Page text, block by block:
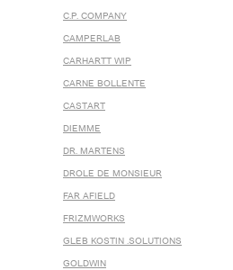
C.P. COMPANY
CAMPERLAB
CARHARTT WIP
CARNE BOLLENTE
CASTART
DIEMME
DR. MARTENS
DROLE DE MONSIEUR
FAR AFIELD
FRIZMWORKS
GLEB KOSTIN .SOLUTIONS
GOLDWIN